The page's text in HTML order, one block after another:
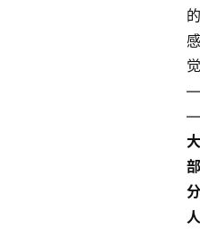
的
感
觉
—
—
大
部
分
人